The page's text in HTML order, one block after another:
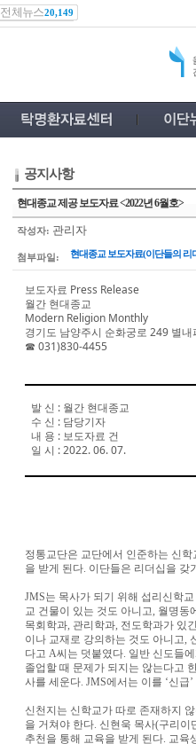
전체뉴스20,149
공지사항
현대종교 제공 보도자료 <2022년 6월호>
작성자: 관리자
첨부파일: 현대종교 보도자료(이단들의 리
보도자료 Press Release
월간 현대종교
Modern Religion Monthly
경기도 남양주시 순화궁로 249 별내
☎ 031)830-4455
발 신 : 월간 현대종교
수 신 : 담당기자
내 용 : 보도자료 건
일 시 : 2022. 06. 07.
정통교단은 교단에서 인준하는 신
을 받게 된다. 이단들은 리더십을 갖
JMS는 목사가 되기 위해 섭리신학
교 건물이 있는 것도 아니고, 월명동
목회학과, 관리학과, 전도학과가 있
이나 교재로 강의하는 것도 아니고,
다고 A씨는 덧붙였다. 일반 신도들
졸업할 때 문제가 되지는 않는다고
사를 세운다. JMS에서는 이를 ‘신급’
신천지는 신학교가 따로 존재하지
을 거쳐야 한다. 신현욱 목사(구리이
추천을 통해 교육을 받게 된다. 교육